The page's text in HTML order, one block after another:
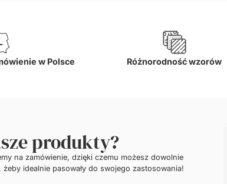
w Polsce Różnorodność wzorów
produkty?
na zamówienie, dzięki czemu możesz dowolnie
idealnie pasowały do swojego zastosowania!